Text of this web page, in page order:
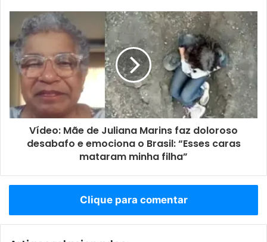
Vídeo: Mãe de Juliana Marins faz doloroso
desabafo e emociona o Brasil: “Esses caras
mataram minha filha”
Clique para comentar